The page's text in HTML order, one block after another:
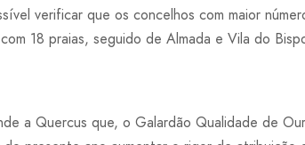
verificar que os concelhos com maior
18 praias, seguido de Almada e Vila do
a Quercus que, o Galardão Qualidade de